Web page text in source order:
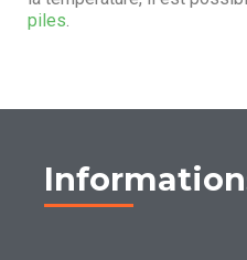
piles.